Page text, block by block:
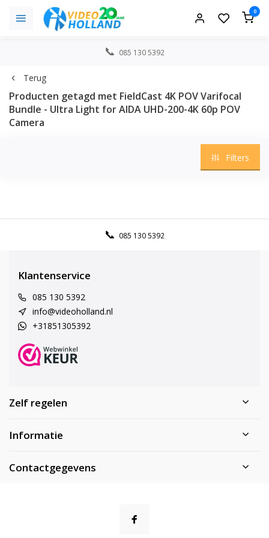
0
085 130 5392
Terug
Producten getagd met FieldCast 4K POV Varifocal
Bundle - Ultra Light for AIDA UHD-200-4K 60p POV
Camera
Filters
085 130 5392
Klantenservice
085 130 5392
info@videoholland.nl
+31851305392
Zelf regelen
Informatie
Contactgegevens